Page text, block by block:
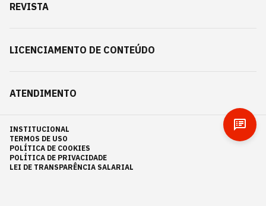
REVISTA
LICENCIAMENTO DE CONTEÚDO
ATENDIMENTO
INSTITUCIONAL
TERMOS DE USO
POLÍTICA DE COOKIES
POLÍTICA DE PRIVACIDADE
LEI DE TRANSPARÊNCIA SALARIAL